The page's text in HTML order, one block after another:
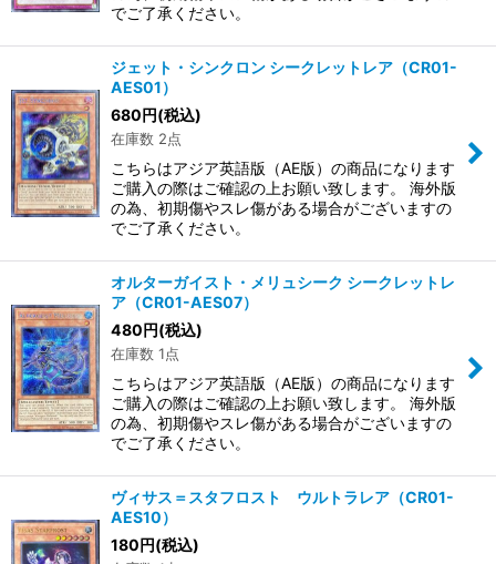
でご了承ください。
ジェット・シンクロン シークレットレア（CR01-
AES01）
680円(税込)
在庫数 2点
こちらはアジア英語版（AE版）の商品になります
ご購入の際はご確認の上お願い致します。 海外版
の為、初期傷やスレ傷がある場合がございますの
でご了承ください。
オルターガイスト・メリュシーク シークレットレ
ア（CR01-AES07）
480円(税込)
在庫数 1点
こちらはアジア英語版（AE版）の商品になります
ご購入の際はご確認の上お願い致します。 海外版
の為、初期傷やスレ傷がある場合がございますの
でご了承ください。
ヴィサス＝スタフロスト ウルトラレア（CR01-
AES10）
180円(税込)